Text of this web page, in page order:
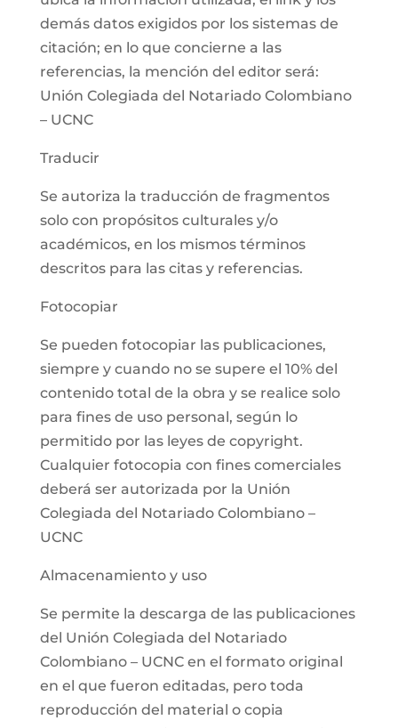
demás datos exigidos por los sistemas de
citación; en lo que concierne a las
referencias, la mención del editor será:
Unión Colegiada del Notariado Colombiano
– UCNC
Traducir
Se autoriza la traducción de fragmentos
solo con propósitos culturales y/o
académicos, en los mismos términos
descritos para las citas y referencias.
Fotocopiar
Se pueden fotocopiar las publicaciones,
siempre y cuando no se supere el 10% del
contenido total de la obra y se realice solo
para fines de uso personal, según lo
permitido por las leyes de copyright.
Cualquier fotocopia con fines comerciales
deberá ser autorizada por la Unión
Colegiada del Notariado Colombiano –
UCNC
Almacenamiento y uso
Se permite la descarga de las publicaciones
del Unión Colegiada del Notariado
Colombiano – UCNC en el formato original
en el que fueron editadas, pero toda
reproducción del material o copia